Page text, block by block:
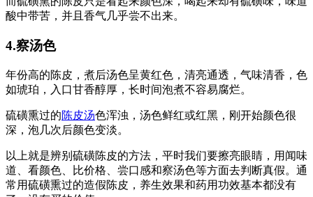
酸中带苦，并且香气几乎尝不出来。
4.察汤色
年份高的陈皮，煮后汤色呈黄红色，清亮通透，气味清香，色
如琥珀，入口甘香醇厚，长时间泡煮不容易腐烂。
硫磺熏过的陈皮汤色浑浊，汤色鲜红或红黑，刚开始颜色很
深，泡几次后颜色变淡。
以上就是辨别硫磺陈皮的方法，平时我们要擦亮眼睛，用闻味
道、看颜色、比价格、尝口感和察汤色等方面去判断真假。通
常用硫磺熏过的造假陈皮，养生效果和药用功效基本都没有